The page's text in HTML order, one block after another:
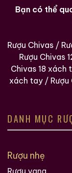
Bạn có thể
Rượu Chivas /
Rượu Chivas
Chivas 18 xách
xách tay /
DANH MỤC
Rượu nhẹ
Rượu vang